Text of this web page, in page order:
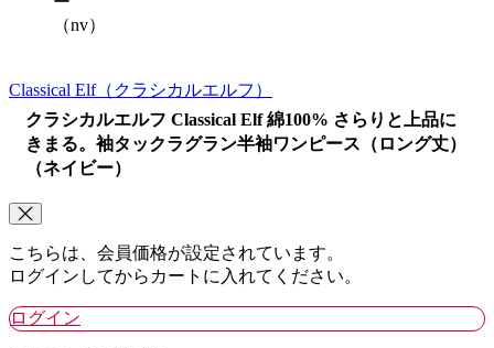
（nv）
Classical Elf（クラシカルエルフ）
クラシカルエルフ Classical Elf 綿100% さらりと上品に
きまる。袖タックラグラン半袖ワンピース（ロング丈）
（ネイビー）
こちらは、会員価格が設定されています。
ログインしてからカートに入れてください。
ログイン